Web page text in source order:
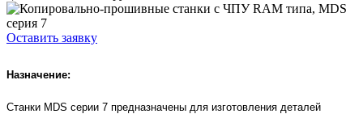
Оставить заявку
Назначение:
Станки MDS серии 7 предназначены для изготовления деталей